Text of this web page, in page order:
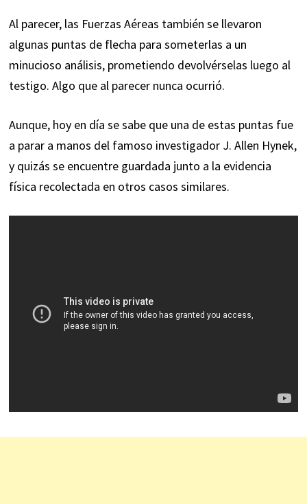
Al parecer, las Fuerzas Aéreas también se llevaron
algunas puntas de flecha para someterlas a un
minucioso análisis, prometiendo devolvérselas luego al
testigo. Algo que al parecer nunca ocurrió.
Aunque, hoy en día se sabe que una de estas puntas fue
a parar a manos del famoso investigador J. Allen Hynek,
y quizás se encuentre guardada junto a la evidencia
física recolectada en otros casos similares.